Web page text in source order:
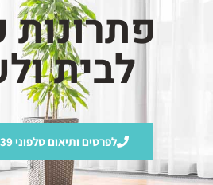
פתרונות
לבית
לפרטים ותיאום טלפוני 052-515-3939